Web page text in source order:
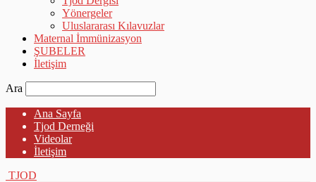
Yönergeler
Uluslararası Kılavuzlar
Maternal İmmünizasyon
ŞUBELER
İletişim
Ara
Ana Sayfa
Tjod Derneği
Videolar
İletişim
TJOD